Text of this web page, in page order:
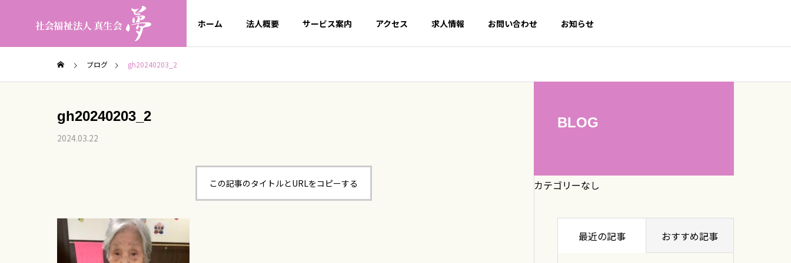
ホーム 法人概要 サービス案内 アクセス 求人情報 お問い合わせ お知らせ
ブログ gh20240203_2
gh20240203_2
2024.03.22
この記事のタイトルとURLをコピーする
BLOG
カテゴリーなし
最近の記事 おすすめ記事